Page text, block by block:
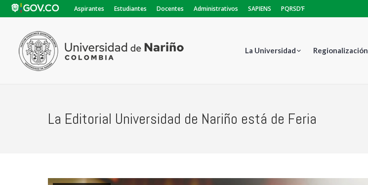
Aspirantes Estudiantes Docentes Administrativos SAPIENS PQRSD’F
La Universidad Regionalización
La Editorial Universidad de Nariño está de Feria